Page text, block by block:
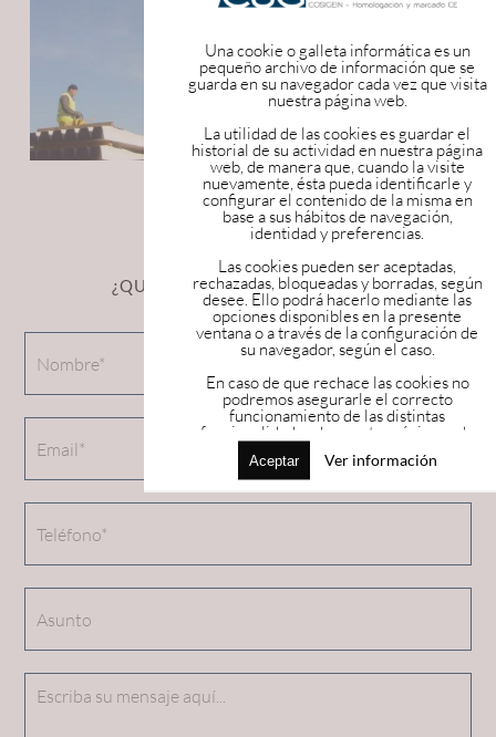
1 2
¿QUIERES MÁS INFORMACIÓN?
Una cookie o galleta informática es un
pequeño archivo de información que se
guarda en su navegador cada vez que visita
nuestra página web.
La utilidad de las cookies es guardar el
historial de su actividad en nuestra página
web, de manera que, cuando la visite
nuevamente, ésta pueda identificarle y
configurar el contenido de la misma en
base a sus hábitos de navegación,
identidad y preferencias.
Las cookies pueden ser aceptadas,
rechazadas, bloqueadas y borradas, según
desee. Ello podrá hacerlo mediante las
opciones disponibles en la presente
ventana o a través de la configuración de
su navegador, según el caso.
En caso de que rechace las cookies no
podremos asegurarle el correcto
funcionamiento de las distintas
funcionalidades de nuestra página web.
Más información en el apartado
“POLÍTICA DE COOKIES” de nuestra
página web.
Aceptar Ver información